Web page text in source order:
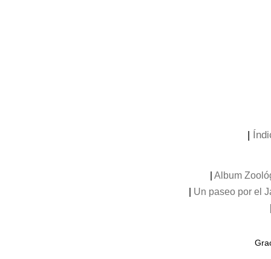
|
Album
Un paseo por el